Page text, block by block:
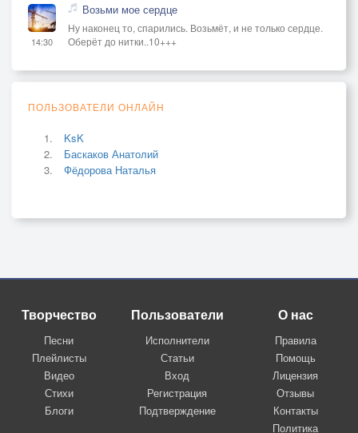
14:30
Возьми мое сердце
Ну наконец то, спарились. Возьмёт, и не только сердце.
Оберёт до нитки..10+++
ПОЛЬЗОВАТЕЛИ ОНЛАЙН
KsK
Баскаков Анатолий
Фёдорова Наталья
Творчество
Песни
Плейлисты
Видео
Стихи
Блоги
Пользователи
Исполнители
Статьи
Вход
Регистрация
Подтверждение
О нас
Правила
Помощь
Лицензия
Отзывы
Контакты
Политика